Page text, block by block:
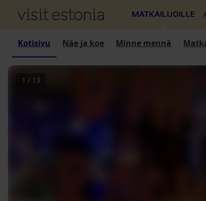
MATKAILIJOILLE
Kotisivu Näe ja koe Minne mennä
1 / 13